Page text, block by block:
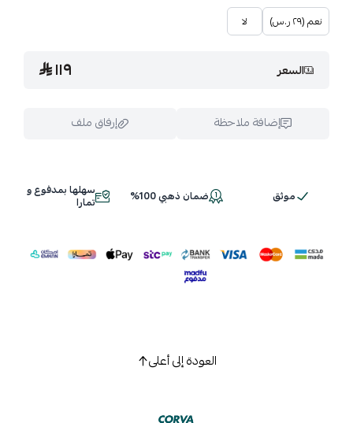
نعم (٢٩ ر.س) لا
السعر ١١٩
إضافة ملاحظة إرفاق ملف
اسحب و افلت الملف هنا
موثق ضمان ذهبي 100% سهلها بمدفوع و
تمارا
العودة إلى أعلى